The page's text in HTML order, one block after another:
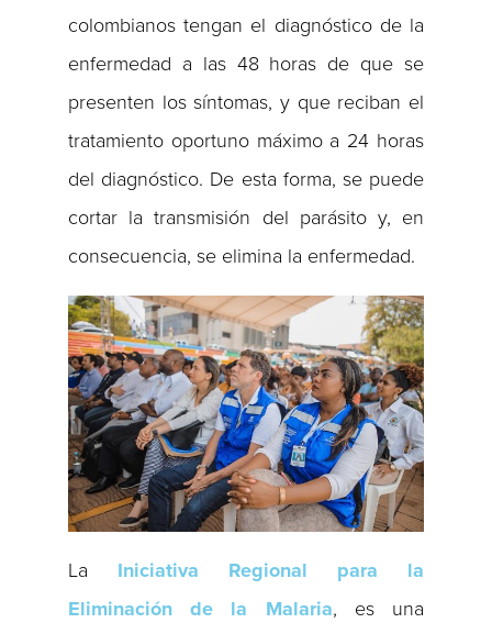
colombianos tengan el diagnóstico de la
enfermedad a las 48 horas de que se
presenten los síntomas, y que reciban el
tratamiento oportuno máximo a 24 horas
del diagnóstico. De esta forma, se puede
cortar la transmisión del parásito y, en
consecuencia, se elimina la enfermedad.
La Iniciativa Regional para la
Eliminación de la Malaria, es una